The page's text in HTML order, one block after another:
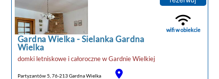
standardowym wyposażeniem, takim jak
lodówka i mikrofalówka, a także łazienkę (1) z
prysznicem. Goście mogą podziwiać widok na
jezioro.Na terenie obiektu Domek wakacyjny
Gardna ...
Gardna Wielka-Sielanka Gardna
Wielka
domki letniskowe i całorocznewGardnie Wielkiej
Partyzantów 5, 76-213 Gardna Wielka
wifi w obiekcie